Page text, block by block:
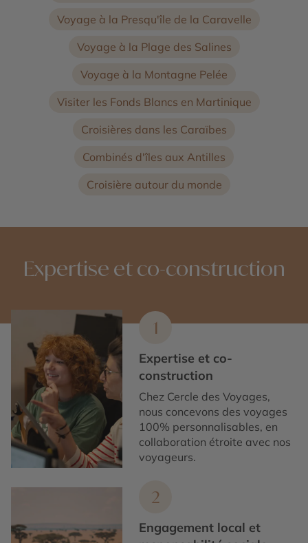
Voyage à la Presqu'île de la Caravelle
Voyage à la Plage des Salines
Voyage à la Montagne Pelée
Visiter les Fonds Blancs en Martinique
Croisières dans les Caraïbes
Combinés d'îles aux Antilles
Croisière autour du monde
Expertise et co-construction
1
Expertise et co-
construction
Chez Cercle des Voyages,
nous concevons des voyages
100% personnalisables, en
collaboration étroite avec nos
voyageurs.
2
Engagement local et